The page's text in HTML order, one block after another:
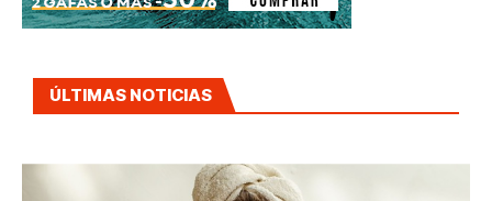
ÚLTIMAS NOTICIAS